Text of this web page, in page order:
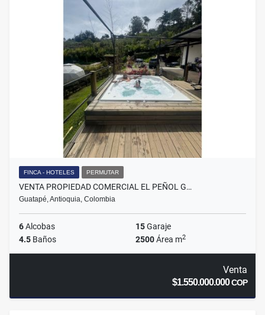
FINCA - HOTELES PERMUTAR
VENTA PROPIEDAD COMERCIAL EL PEÑOL G…
Guatapé, Antioquia, Colombia
6Alcobas 15Garaje
4.5 Baños 2500Área m2
Venta
$1.550.000.000COP